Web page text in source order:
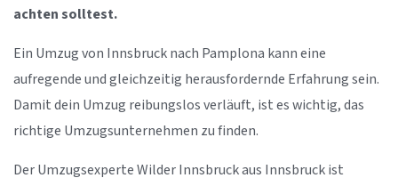
achten solltest.
Ein Umzug von Innsbruck nach Pamplona kann eine
aufregende und gleichzeitig herausfordernde Erfahrung sein.
Damit dein Umzug reibungslos verläuft, ist es wichtig, das
richtige Umzugsunternehmen zu finden.
Der Umzugsexperte Wilder Innsbruck aus Innsbruck ist